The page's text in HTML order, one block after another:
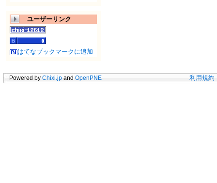
ユーザーリンク
はてなブックマークに追加
Powered by Chixi.jp and OpenPNE 利用規約